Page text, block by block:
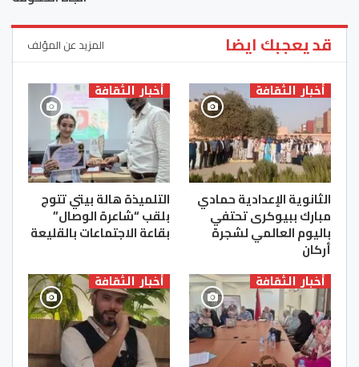
قد يعجبك ايضا المزيد عن المؤلف
أخبار الثقافة
الثانوية الإعدادية حمادي
مبارك ببيوكرى تحتفي
باليوم العالمي لشجرة
أركان
أخبار الثقافة
التلميذة هالة بيتي تتوج
بلقب “شاعرة الوصال”
بقاعة الاجتماعات بالقليعة
أخبار الثقافة أخبار الثقافة